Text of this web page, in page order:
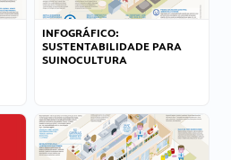
INFOGRÁFICO:
SUSTENTABILIDADE PARA
SUINOCULTURA